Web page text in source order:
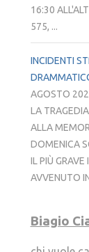
16:30
575, ...
INCIDENTI
AGOSTO
LA
ALLA
DOMENICA
IL PIÙ
AVVENUTO
Biagio